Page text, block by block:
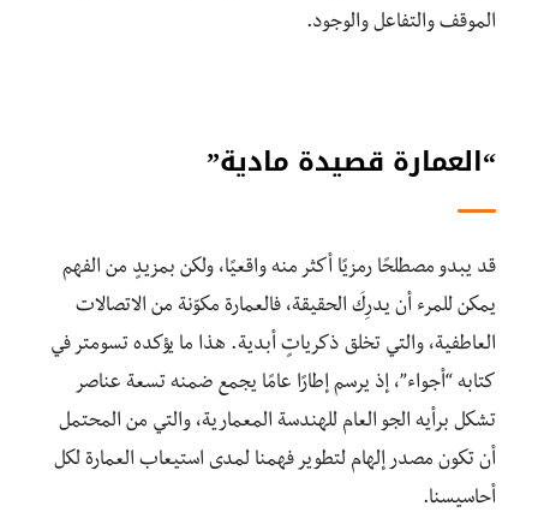
الموقف والتفاعل والوجود.
“العمارة قصيدة مادية”
قد يبدو مصطلحًا رمزيًا أكثر منه واقعيًا، ولكن بمزيدٍ من الفهم
يمكن للمرء أن يدرِكَ الحقيقة، فالعمارة مكوّنة من الاتصالات
العاطفية، والتي تخلق ذكرياتٍ أبدية. هذا ما يؤكده تسومتر في
كتابه “أجواء”، إذ يرسم إطارًا عامًا يجمع ضمنه تسعة عناصر
تشكل برأيه الجو العام للهندسة المعمارية، والتي من المحتمل
أن تكون مصدر إلهام لتطوير فهمنا لمدى استيعاب العمارة لكل
أحاسيسنا.